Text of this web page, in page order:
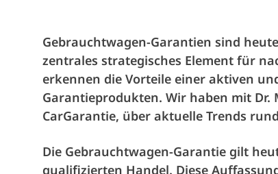
Gebrauchtwagen-Garantien sind
zentrales strategisches Element für
erkennen die Vorteile einer aktiven
Garantieprodukten. Wir haben mit Dr.
CarGarantie, über aktuelle Trends
Die Gebrauchtwagen-Garantie gilt
qualifizierten Handel. Diese